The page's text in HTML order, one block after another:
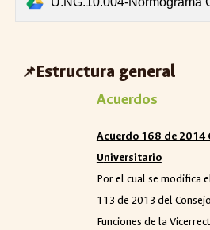
📌Estructura general
Acuerdos
Acuerdo 168 de 2014
Universitario
Por el cual se modifica
113 de 2013 del
Funciones de la